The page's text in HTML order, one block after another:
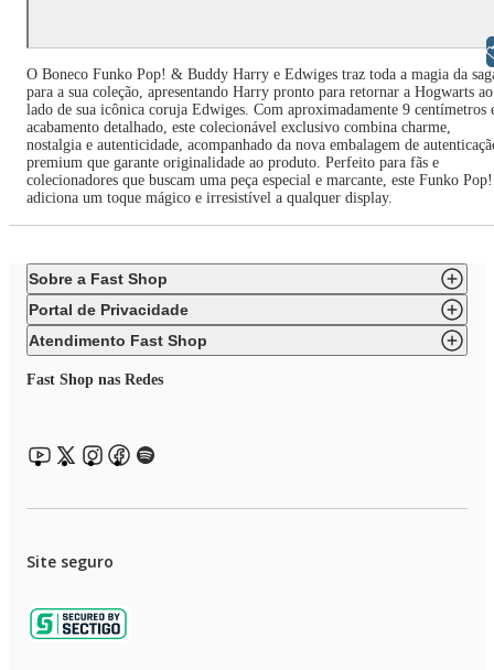
O Boneco Funko Pop! & Buddy Harry e Edwiges traz toda a magia da
para a sua coleção, apresentando Harry pronto para retornar a Hogwarts ao
lado de sua icônica coruja Edwiges. Com aproximadamente 9 centímetros
acabamento detalhado, este colecionável exclusivo combina charme,
nostalgia e autenticidade, acompanhado da nova embalagem de
premium que garante originalidade ao produto. Perfeito para fãs e
colecionadores que buscam uma peça especial e marcante, este Funko Pop!
adiciona um toque mágico e irresistível a qualquer display.
Sobre a Fast Shop
Portal de Privacidade
Atendimento Fast Shop
Fast Shop nas Redes
Site seguro
Libras